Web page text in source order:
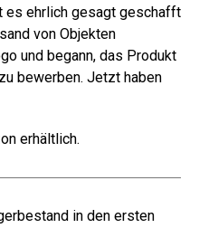
es ehrlich gesagt geschafft
von Objekten
und begann, das Produkt
bewerben. Jetzt haben
erhältlich.
in den ersten